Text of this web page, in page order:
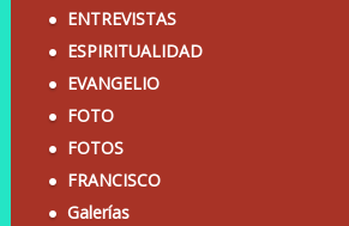
ENTREVISTAS
ESPIRITUALIDAD
EVANGELIO
FOTO
FOTOS
FRANCISCO
Galerías